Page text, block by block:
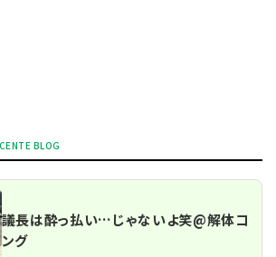
議長は酔っ払い…じゃないよ笑@解体コ
ング